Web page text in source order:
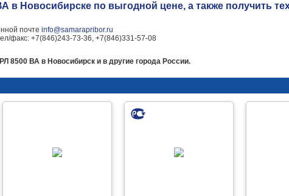
в Новосибирске по выгодной цене, а также получить
почте info@samarapribor.ru
факс: +7(846)243-73-36, +7(846)331-57-08
8500 ВА в Новосибирск и в другие города России.